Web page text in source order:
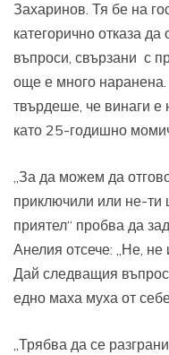
Захаринов. Тя бе на
категорично отказа
въпроси, свързани с
още е много
твърдеше, че винаги е
като 25-годишно
„За да можем да
приключили или не-
приятел“ пробва да
Анелия отсече: „Не, не
Дай следващия
едно маха муха от
„Трябва да се